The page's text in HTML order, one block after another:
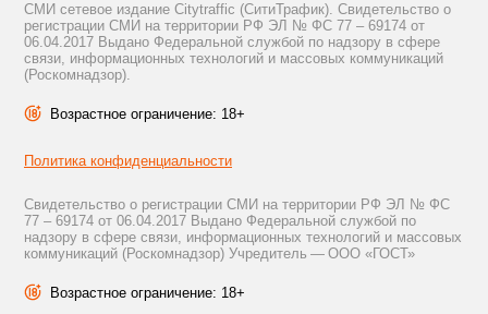
СМИ сетевое издание Citytraffic (СитиТрафик). Свидетельство о
регистрации СМИ на территории РФ ЭЛ № ФС 77 – 69174 от
06.04.2017 Выдано Федеральной службой по надзору в сфере
связи, информационных технологий и массовых коммуникаций
(Роскомнадзор).
Возрастное ограничение: 18+
Политика конфиденциальности
Свидетельство о регистрации СМИ на территории РФ ЭЛ № ФС
77 – 69174 от 06.04.2017 Выдано Федеральной службой по
надзору в сфере связи, информационных технологий и массовых
коммуникаций (Роскомнадзор) Учредитель — ООО «ГОСТ»
Возрастное ограничение: 18+